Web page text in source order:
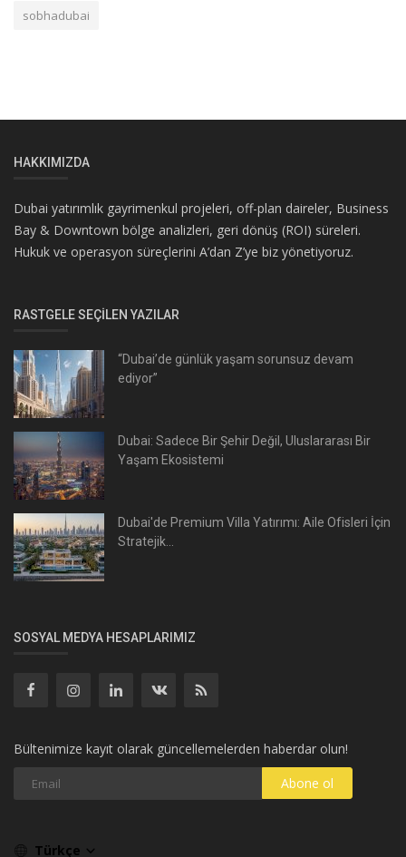
sobhadubai
HAKKIMIZDA
Dubai yatırımlık gayrimenkul projeleri, off-plan daireler, Business
Bay & Downtown bölge analizleri, geri dönüş (ROI) süreleri.
Hukuk ve operasyon süreçlerini A’dan Z’ye biz yönetiyoruz.
RASTGELE SEÇILEN YAZILAR
“Dubai’de günlük yaşam sorunsuz devam
ediyor”
Dubai: Sadece Bir Şehir Değil, Uluslararası Bir
Yaşam Ekosistemi
Dubai'de Premium Villa Yatırımı: Aile Ofisleri İçin
Stratejik...
SOSYAL MEDYA HESAPLARIMIZ
Bültenimize kayıt olarak güncellemelerden haberdar olun!
Abone ol
Türkçe